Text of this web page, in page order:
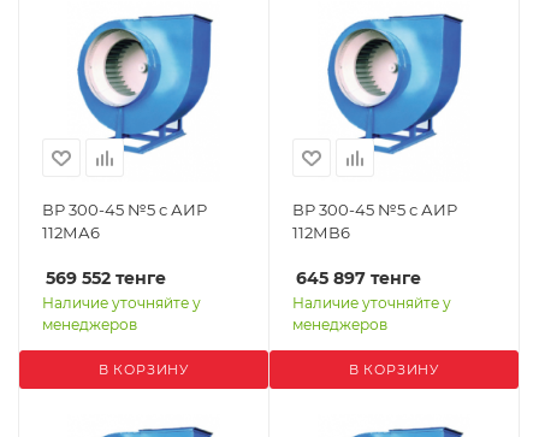
ВР 300-45 №5 с АИР
112МА6
569 552 тенге
Наличие уточняйте у
менеджеров
В КОРЗИНУ
ВР 300-45 №5 с АИР
112МВ6
645 897 тенге
Наличие уточняйте у
менеджеров
В КОРЗИНУ